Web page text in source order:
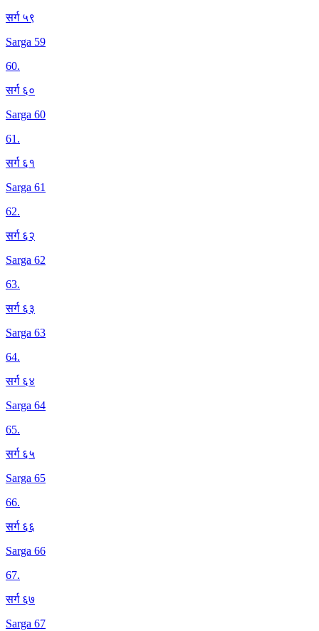
सर्ग ५९
Sarga 59
60.
सर्ग ६०
Sarga 60
61.
सर्ग ६१
Sarga 61
62.
सर्ग ६२
Sarga 62
63.
सर्ग ६३
Sarga 63
64.
सर्ग ६४
Sarga 64
65.
सर्ग ६५
Sarga 65
66.
सर्ग ६६
Sarga 66
67.
सर्ग ६७
Sarga 67